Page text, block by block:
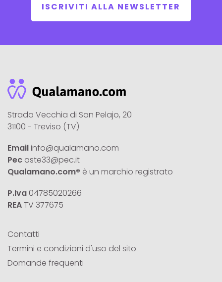
ISCRIVITI ALLA NEWSLETTER
Strada Vecchia di San Pelajo, 20
31100 - Treviso (TV)
Emailinfo@qualamano.com
Pec aste33@pec.it
Qualamano.com® è un marchio registrato
P.Iva 04785020266
REATV 377675
Contatti
Termini e condizioni d'uso del sito
Domande frequenti